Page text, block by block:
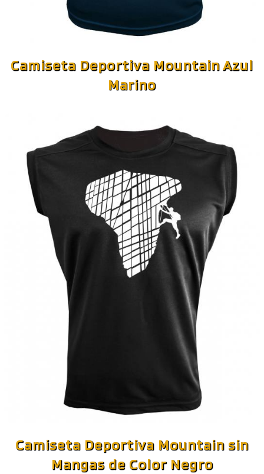
Camiseta Deportiva Mountain Azul
Marino
Camiseta Deportiva Mountain sin
Mangas de Color Negro